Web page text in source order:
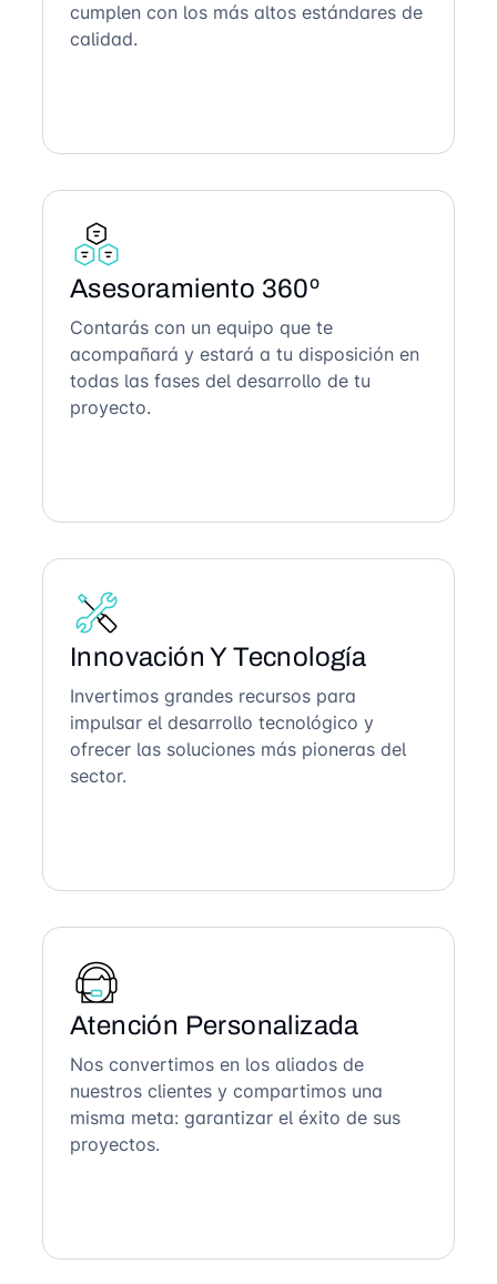
cumplen con los más altos estándares de
calidad.
Asesoramiento 360º
Contarás con un equipo que te
acompañará y estará a tu disposición en
todas las fases del desarrollo de tu
proyecto.
Innovación Y Tecnología
Invertimos grandes recursos para
impulsar el desarrollo tecnológico y
ofrecer las soluciones más pioneras del
sector.
Atención Personalizada
Nos convertimos en los aliados de
nuestros clientes y compartimos una
misma meta: garantizar el éxito de sus
proyectos.